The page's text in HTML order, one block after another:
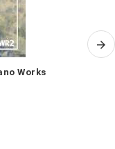
Works